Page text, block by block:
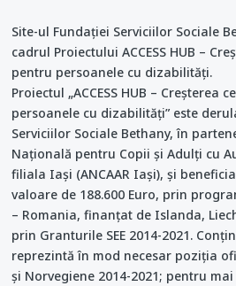
Site-ul Fundației Serviciilor Sociale
cadrul Proiectului ACCESS HUB –
pentru persoanele cu dizabilităţi.
Proiectul „ACCESS HUB – Creșterea
persoanele cu dizabilități” este
Serviciilor Sociale Bethany, în
Națională pentru Copii și Adulți cu
filiala Iași (ANCAAR Iași), și
valoare de 188.600 Euro, prin
– Romania, finanțat de Islanda,
prin Granturile SEE 2014-2021.
reprezintă în mod necesar poziția
și Norvegiene 2014-2021; pentru